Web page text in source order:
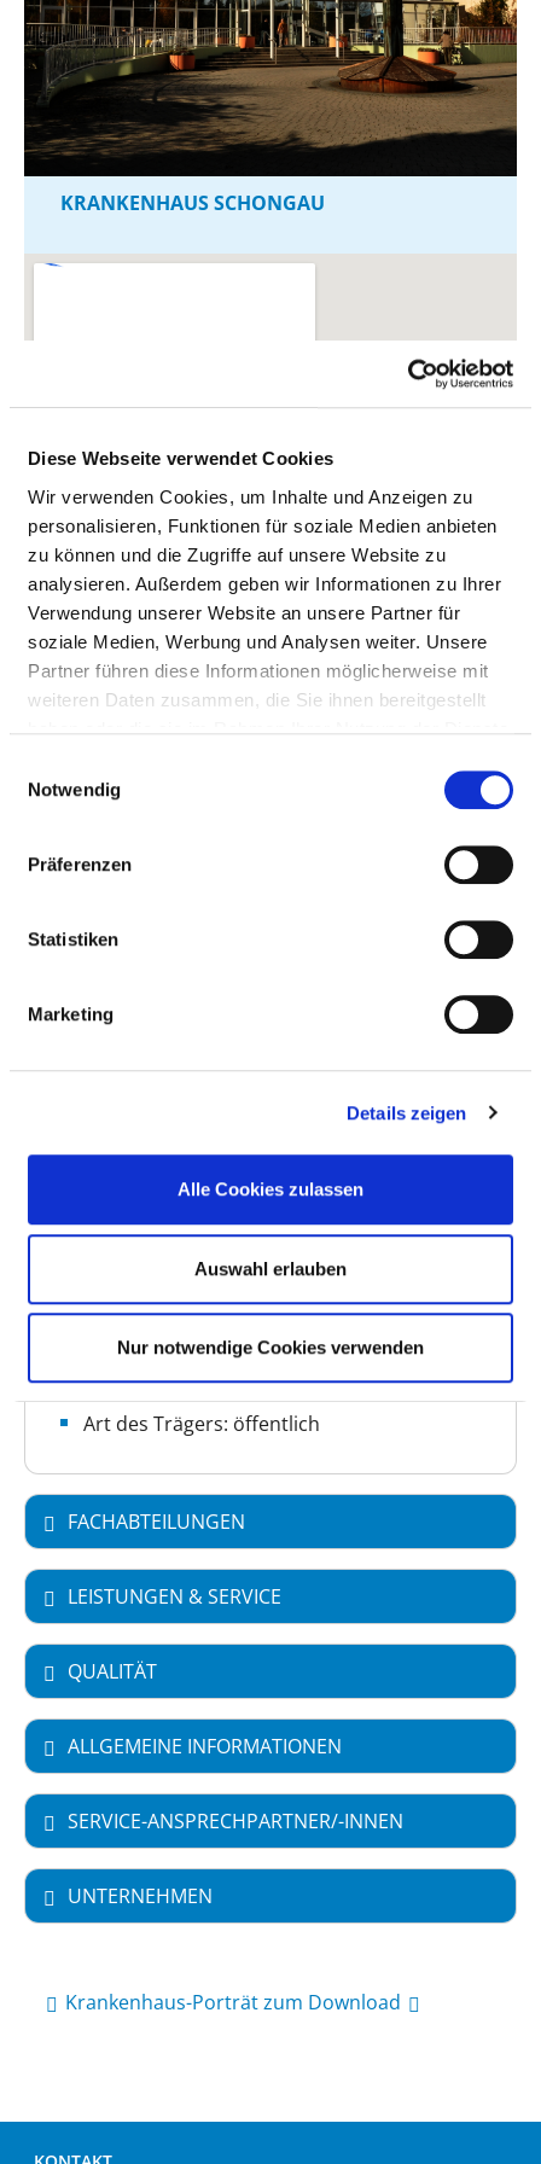
Diese Webseite verwendet Cookies
Wir verwenden Cookies, um Inhalte und Anzeigen zu
personalisieren, Funktionen für soziale Medien anbieten
zu können und die Zugriffe auf unsere Website zu
analysieren. Außerdem geben wir Informationen zu Ihrer
Verwendung unserer Website an unsere Partner für
soziale Medien, Werbung und Analysen weiter. Unsere
Partner führen diese Informationen möglicherweise mit
weiteren Daten zusammen, die Sie ihnen bereitgestellt
Notwendig
Präferenzen
Statistiken
Marketing
Details zeigen
Alle Cookies zulassen
Auswahl erlauben
Nur notwendige Cookies verwenden
KRANKENHAUS SCHONGAU
https://sogesund.care/
Anzahl der Fachabteilungen: 5
Vollstationäre Fallzahl: 1.500
Teilstationäre Fallzahl: 175
Krankenhausträger: Krankenhaus GmbH
Landkreis Weilheim-Schongau
Art des Trägers: öffentlich
FACHABTEILUNGEN
LEISTUNGEN & SERVICE
QUALITÄT
ALLGEMEINE INFORMATIONEN
SERVICE-ANSPRECHPARTNER/-INNEN
UNTERNEHMEN
Krankenhaus-Porträt zum Download